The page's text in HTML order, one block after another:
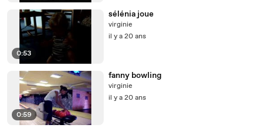
0:53
sélénia joue
virginie
il y a 20 ans
0:59
fanny bowling
virginie
il y a 20 ans